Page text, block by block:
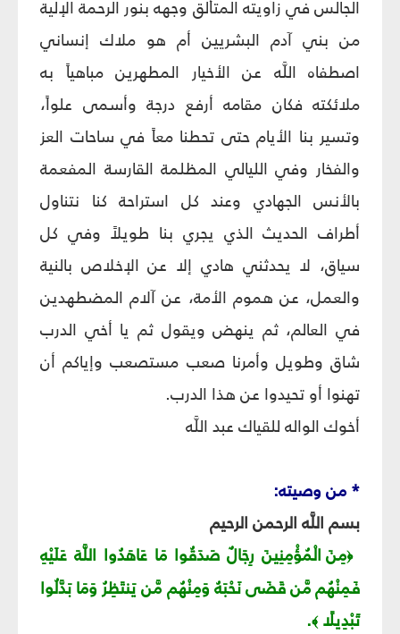
الجالس في زاويته المتألق وجهه بنور الرحمة الإلية
من بني آدم البشريين أم هو ملاك إنساني
اصطفاه اللَّه عن الأخيار المطهرين مباهياً به
ملائكته فكان مقامه أرفع درجة وأسمى علواً،
وتسير بنا الأيام حتى تحطنا معاً في ساحات العز
والفخار وفي الليالي المظلمة القارسة المفعمة
بالأنس الجهادي وعند كل استراحة كنا نتناول
أطراف الحديث الذي يجري بنا طويلاً وفي كل
سياق، لا يحدثني هادي إلا عن الإخلاص بالنية
والعمل، عن هموم الأمة، عن آلام المضطهدين
في العالم، ثم ينهض ويقول ثم يا أخي الدرب
شاق وطويل وأمرنا صعب مستصعب وإياكم أن
تهنوا أو تحيدوا عن هذا الدرب.
أخوك الواله للقياك عبد اللَّه
* من وصيته:
بسم اللَّه الرحمن الرحيم
﴿مِنَ الْمُؤْمِنِينَ رِجَالٌ صَدَقُوا مَا عَاهَدُوا اللَّهَ عَلَيْهِ
فَمِنْهُم مَّن قَضَى نَحْبَهُ وَمِنْهُم مَّن يَنتَظِرُ وَمَا بَدَّلُوا
تَبْدِيلًا﴾.